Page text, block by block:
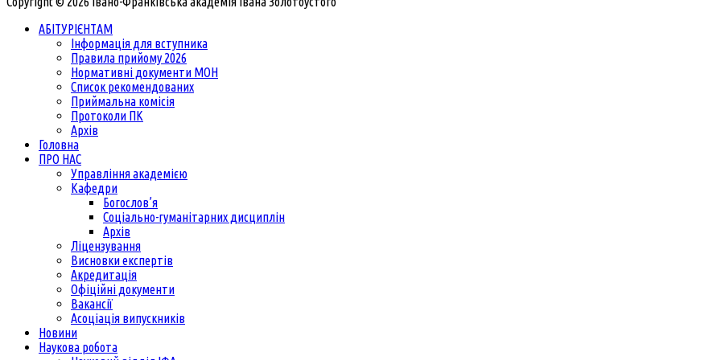
АБІТУРІЄНТАМ
Інформація для вступника
Правила прийому 2026
Нормативні документи МОН
Список рекомендованих
Приймальна комісія
Протоколи ПК
Архів
Головна
ПРО НАС
Управління академією
Кафедри
Богослов’я
Соціально-гуманітарних дисциплін
Архів
Ліцензування
Висновки експертів
Акредитація
Офіційні документи
Вакансії
Асоціація випускників
Новини
Наукова робота